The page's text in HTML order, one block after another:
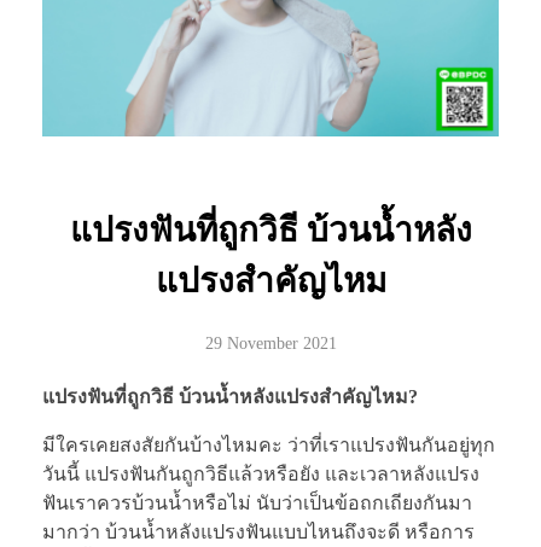
แปรงฟันที่ถูกวิธี บ้วนน้ำหลัง
แปรงสำคัญไหม
29 November 2021
แปรงฟันที่ถูกวิธี บ้วนน้ำหลังแปรงสำคัญไหม?
มีใครเคยสงสัยกันบ้างไหมคะ ว่าที่เราแปรงฟันกันอยู่ทุก
วันนี้ แปรงฟันกันถูกวิธีแล้วหรือยัง และเวลาหลังแปรง
ฟันเราควรบ้วนน้ำหรือไม่ นับว่าเป็นข้อถกเถียงกันมา
มากว่า บ้วนน้ำหลังแปรงฟันแบบไหนถึงจะดี หรือการ